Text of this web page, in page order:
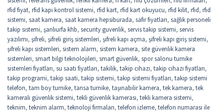
rfid fiyat, rfid kapı kontrol sistemi, rfid kart, rfid kart okuyucu, rfid kilit, rfıd, rfıd
sistemi, saat kamera, saat kamera hepsiburada, safir fiyatları, sağlık personeli
takip sistemi, şanlıurfa khb, security guvenlik, servis takip sistemi, servis
yazılımı, şifreli, şifreli giriş sistemleri, şifreli kapı açma, şifreli kapı giriş sistemi,
şifreli kapı sistemleri, sistem alarm, sistem kamera, site güvenlik kamera
sistemleri, smart bilgi teknolojileri, smart güvenlik, spor salonu turnike
sistemleri fiyatları, su saati fiyatları, takilik, takip cihazı, takip cihazı fiyatları,
takip programi, takip saati, takip sistemi, takip sistemi fiyatları, takip sistemi
telefon, tam boy turnike, tansa turnike, taşınabilir kamera, tek kamera, tek
kameralı güvenlik sistemi, tekli güvenlik kamerası, tekli kamera sistemi,
teknim, teknim alarm, teknoloji firmaları, telefon izleme, telefon numarası ile